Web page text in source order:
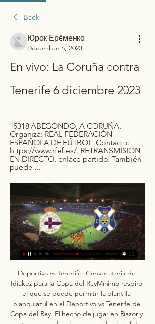
Back
Юрок Ерёменко
December 6, 2023
En vivo: La Coruña contra
Tenerife 6 diciembre 2023
15318 ABEGONDO, A CORUÑA.
Organiza: REAL FEDERACIÓN
ESPAÑOLA DE FÚTBOL. Contacto:
https://www.rfef.es/. RETRANSMISIÓN
EN DIRECTO. enlace partido. También
puede ...
Deportivo vs Tenerife: Convocatoria de
Idiakez para la Copa del ReyMínimo respiro
el que se puede permitir la plantilla
blanquiazul en el Deportivo vs Tenerife de
Copa del Rey. El hecho de jugar en Riazor y